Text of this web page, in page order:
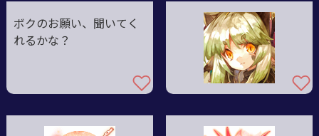
ボクのお願い、聞いてく
れるかな？